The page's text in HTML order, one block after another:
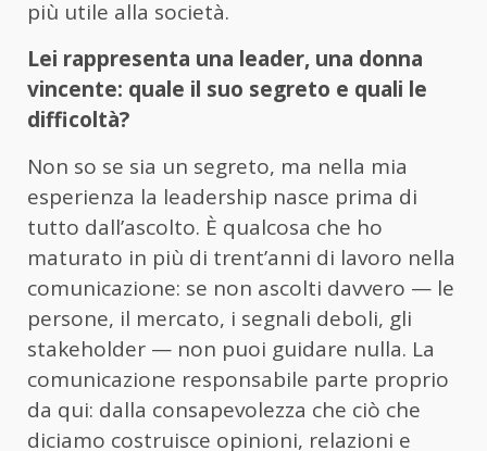
più utile alla società.
Lei rappresenta una leader, una donna
vincente: quale il suo segreto e quali le
difficoltà?
Non so se sia un segreto, ma nella mia
esperienza la leadership nasce prima di
tutto dall’ascolto. È qualcosa che ho
maturato in più di trent’anni di lavoro nella
comunicazione: se non ascolti davvero — le
persone, il mercato, i segnali deboli, gli
stakeholder — non puoi guidare nulla. La
comunicazione responsabile parte proprio
da qui: dalla consapevolezza che ciò che
diciamo costruisce opinioni, relazioni e